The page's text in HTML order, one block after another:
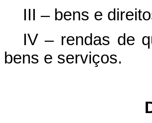
III – bens e
IV – rendas de
bens e serviços.